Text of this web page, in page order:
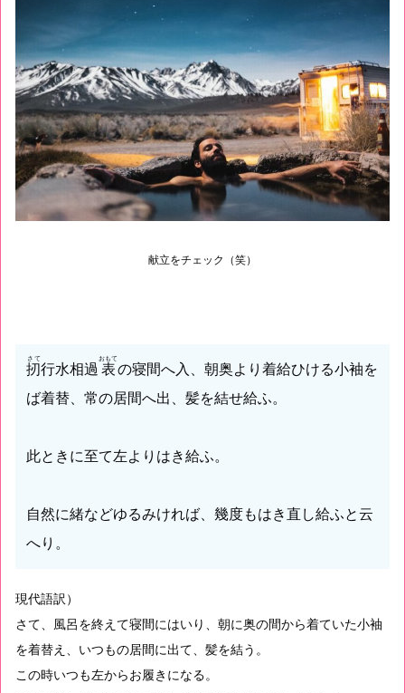
献立をチェック（笑）
扨
さて
行水相過 表
おもて
の寝間へ入、朝奥より着給ひける小袖を
ば着替、常の居間へ出、髪を結せ給ふ。
此ときに至て左よりはき給ふ。
自然に緒などゆるみければ、幾度もはき直し給ふと云
へり。
現代語訳）
さて、風呂を終えて寝間にはいり、朝に奥の間から着ていた小袖
を着替え、いつもの居間に出て、髪を結う。
この時いつも左からお履きになる。